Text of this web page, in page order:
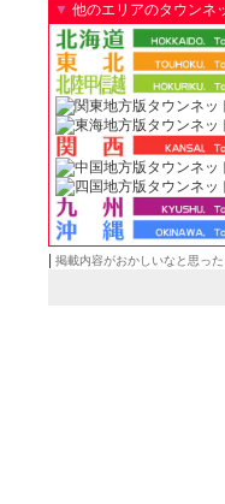
▼ 他のエリアのタウンネ
| 掲載内容がおかしいなと思った